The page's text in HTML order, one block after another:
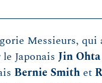
Messieurs, qui
Japonais Jin Ohta
Bernie Smith et